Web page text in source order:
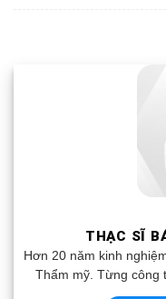
THẠC SĨ
Hơn 20 năm kinh
Thẩm mỹ. Từng công